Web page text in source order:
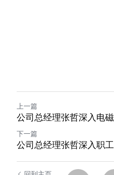
上一篇
公司总经理张哲深入电
下一篇
公司总经理张哲深入职